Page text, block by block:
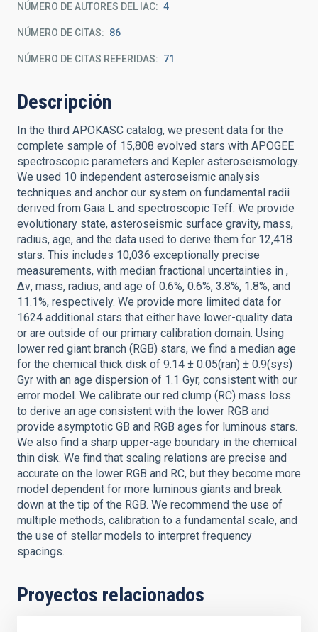
NÚMERO DE AUTORES DEL IAC 4
NÚMERO DE CITAS 86
NÚMERO DE CITAS REFERIDAS 71
Descripción
In the third APOKASC catalog, we present data for the
complete sample of 15,808 evolved stars with APOGEE
spectroscopic parameters and Kepler asteroseismology.
We used 10 independent asteroseismic analysis
techniques and anchor our system on fundamental radii
derived from Gaia L and spectroscopic Teff. We provide
evolutionary state, asteroseismic surface gravity, mass,
radius, age, and the data used to derive them for 12,418
stars. This includes 10,036 exceptionally precise
measurements, with median fractional uncertainties in ,
Δν, mass, radius, and age of 0.6%, 0.6%, 3.8%, 1.8%, and
11.1%, respectively. We provide more limited data for
1624 additional stars that either have lower-quality data
or are outside of our primary calibration domain. Using
lower red giant branch (RGB) stars, we find a median age
for the chemical thick disk of 9.14 ± 0.05(ran) ± 0.9(sys)
Gyr with an age dispersion of 1.1 Gyr, consistent with our
error model. We calibrate our red clump (RC) mass loss
to derive an age consistent with the lower RGB and
provide asymptotic GB and RGB ages for luminous stars.
We also find a sharp upper-age boundary in the chemical
thin disk. We find that scaling relations are precise and
accurate on the lower RGB and RC, but they become more
model dependent for more luminous giants and break
down at the tip of the RGB. We recommend the use of
multiple methods, calibration to a fundamental scale, and
the use of stellar models to interpret frequency
spacings.
Proyectos relacionados